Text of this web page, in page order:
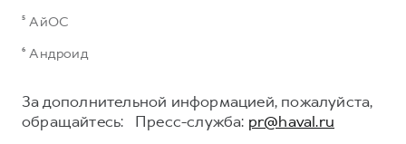
⁵ АйОС
⁶ Андроид
За дополнительной информацией, пожалуйста,
обращайтесь: Пресс-служба: pr@haval.ru